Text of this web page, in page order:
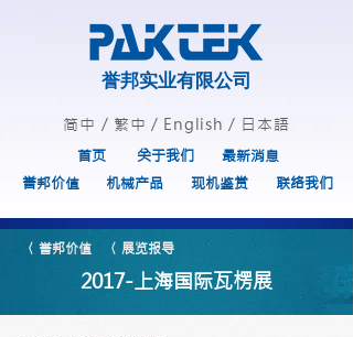
誉邦实业有限公司
简中 / 繁中 / English / 日本語
首页 关于我们
最新消息
誉邦价值
机械产品 现机鉴赏 联络我们
〈 誉邦价值 〈 展览报导
2017-上海国际瓦楞展